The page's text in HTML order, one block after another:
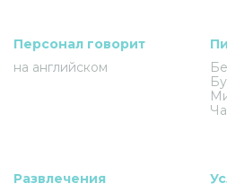
Персонал говорит
на английском
Развлечения